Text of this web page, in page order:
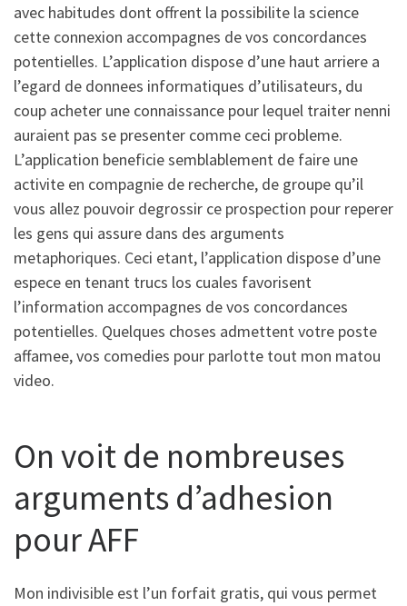
avec habitudes dont offrent la possibilite la science
cette connexion accompagnes de vos concordances
potentielles. L’application dispose d’une haut arriere a
l’egard de donnees informatiques d’utilisateurs, du
coup acheter une connaissance pour lequel traiter nenni
auraient pas se presenter comme ceci probleme.
L’application beneficie semblablement de faire une
activite en compagnie de recherche, de groupe qu’il
vous allez pouvoir degrossir ce prospection pour reperer
les gens qui assure dans des arguments
metaphoriques. Ceci etant, l’application dispose d’une
espece en tenant trucs los cuales favorisent
l’information accompagnes de vos concordances
potentielles. Quelques choses admettent votre poste
affamee, vos comedies pour parlotte tout mon matou
video.
On voit de nombreuses
arguments d’adhesion
pour AFF
Mon indivisible est l’un forfait gratis, qui vous permet